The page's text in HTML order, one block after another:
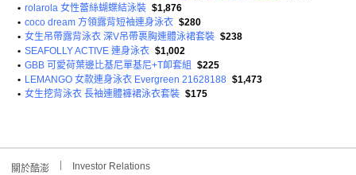
• rolarola 女性蕾絲蝴蝶結泳裝 $1,876
• coco dream 方領露背短袖連身泳衣 $280
• 女生吊帶露背泳衣 深V吊帶裹胸連體泳裙套裝 $238
• SEAFOLLY ACTIVE 連身泳衣 $1,002
• GBB 可愛荷葉邊比基尼單基尼+T卹套組
$225
• LEMANGO 女款連身泳衣 Evergreen 21628188 $1,473
• 女生挖背泳衣 長袖連體褲裙泳衣套裝 $175
關於酷澎 Investor Relations